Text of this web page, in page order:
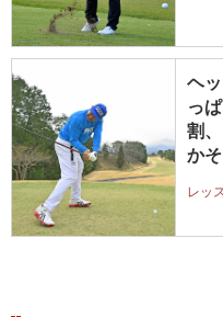
ヘ
っ
割
かそ
レッ